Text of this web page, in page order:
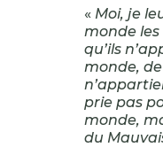
« Moi, je
monde
qu’ils
monde,
prie pas
monde,
du